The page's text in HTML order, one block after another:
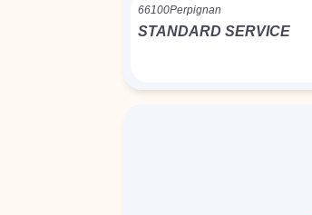
66100Perpignan
STANDARD SERVICE